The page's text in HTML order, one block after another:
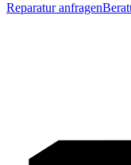
Reparatur anfragen